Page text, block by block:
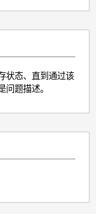
状态、直到通过该
题描述。